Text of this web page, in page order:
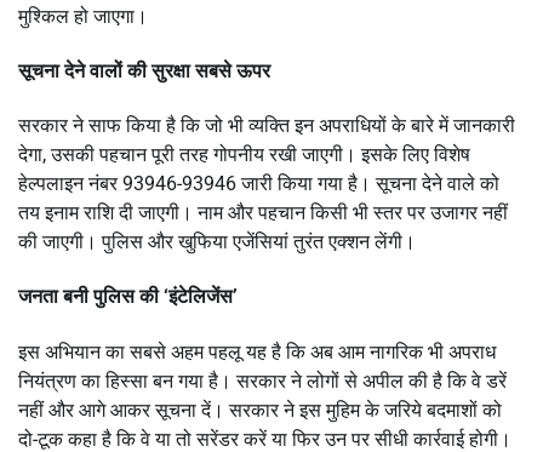
मुश्किल हो जाएगा।
सूचना देने वालों की सुरक्षा सबसे ऊपर
सरकार ने साफ किया है कि जो भी व्यक्ति इन अपराधियों के बारे में जानकारी
देगा, उसकी पहचान पूरी तरह गोपनीय रखी जाएगी। इसके लिए विशेष
हेल्पलाइन नंबर 93946-93946 जारी किया गया है। सूचना देने वाले को
तय इनाम राशि दी जाएगी। नाम और पहचान किसी भी स्तर पर उजागर नहीं
की जाएगी। पुलिस और खुफिया एजेंसियां तुरंत एक्शन लेंगी।
जनता बनी पुलिस की ‘इंटेलिजेंस’
इस अभियान का सबसे अहम पहलू यह है कि अब आम नागरिक भी अपराध
नियंत्रण का हिस्सा बन गया है। सरकार ने लोगों से अपील की है कि वे डरें
नहीं और आगे आकर सूचना दें। सरकार ने इस मुहिम के जरिये बदमाशों को
दो-टूक कहा है कि वे या तो सरेंडर करें या फिर उन पर सीधी कार्रवाई होगी।